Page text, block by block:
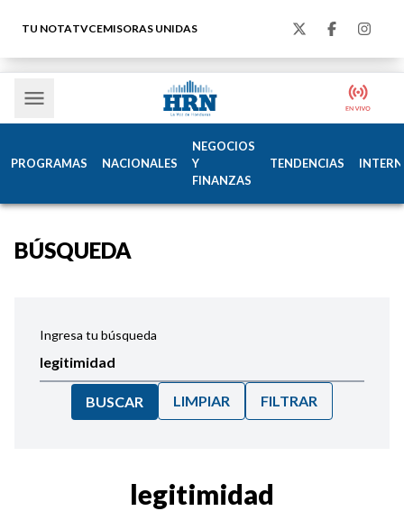
TU NOTATVCEMISORAS UNIDAS
PROGRAMAS NACIONALES
NEGOCIOS
Y
FINANZAS
TENDENCIAS
BÚSQUEDA
Ingresa tu búsqueda
BUSCAR LIMPIAR FILTRAR
legitimidad